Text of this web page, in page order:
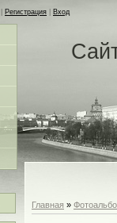
Регистрация Вход
Главная »